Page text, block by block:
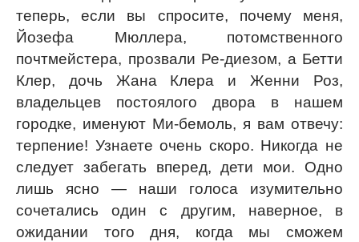
теперь, если вы спросите, почему меня,
Йозефа Мюллера, потомственного
почтмейстера, прозвали Ре-диезом, а Бетти
Клер, дочь Жана Клера и Женни Роз,
владельцев постоялого двора в нашем
городке, именуют Ми-бемоль, я вам отвечу:
терпение! Узнаете очень скоро. Никогда не
следует забегать вперед, дети мои. Одно
лишь ясно — наши голоса изумительно
сочетались один с другим, наверное, в
ожидании того дня, когда мы сможем